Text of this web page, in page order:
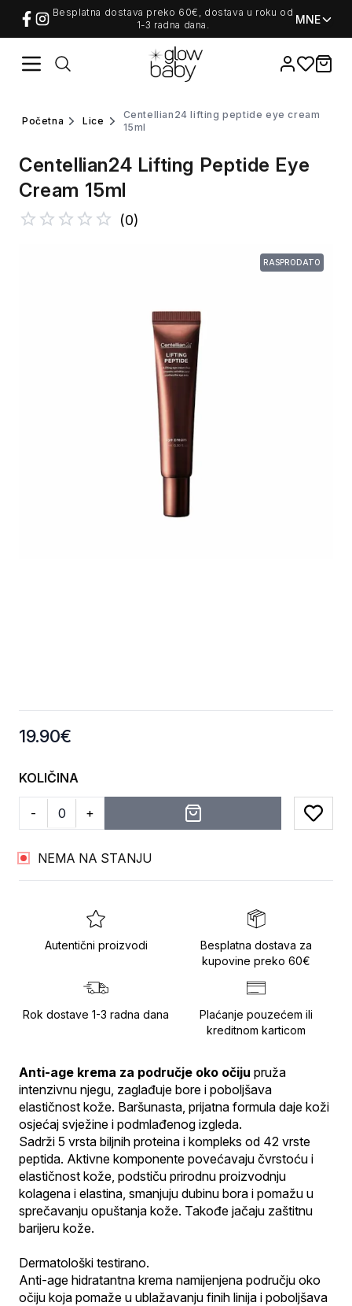
Besplatna dostava preko 60€, dostava u roku od
1-3 radna dana.
MNE
Favorites
items
početna lice
centellian24 lifting peptide eye cream
15ml
Centellian24 Lifting Peptide Eye
Cream 15ml
(0)
RASPRODATO
Product information
19.90€
KOLIČINA
- +
Add
NEMA NA STANJU
Autentični proizvodi
Besplatna dostava za
kupovine preko 60€
Rok dostave 1-3 radna dana
Plaćanje pouzećem ili
kreditnom karticom
Anti-age krema za područje oko očiju pruža
intenzivnu njegu, zaglađuje bore i poboljšava
elastičnost kože. Baršunasta, prijatna formula daje koži
osjećaj svježine i podmlađenog izgleda.
Sadrži 5 vrsta biljnih proteina i kompleks od 42 vrste
peptida. Aktivne komponente povećavaju čvrstoću i
elastičnost kože, podstiču prirodnu proizvodnju
kolagena i elastina, smanjuju dubinu bora i pomažu u
sprečavanju opuštanja kože. Takođe jačaju zaštitnu
barijeru kože.
Dermatološki testirano.
Anti-age hidratantna krema namijenjena području oko
očiju koja pomaže u ublažavanju finih linija i poboljšava